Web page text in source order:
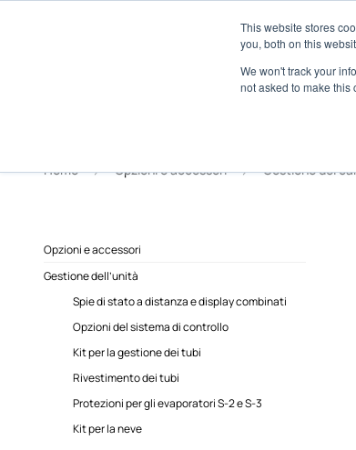
This website stores
you, both on this
We won't track your
not asked to make this
Localizzatore di concessionari
Home Opzioni e accessori Gestione del
Opzioni e accessori
Gestione dell’unità
Spie di stato a distanza e display combinati
Opzioni del sistema di controllo
Kit per la gestione dei tubi
Rivestimento dei tubi
Protezioni per gli evaporatori S-2 e S-3
Kit per la neve